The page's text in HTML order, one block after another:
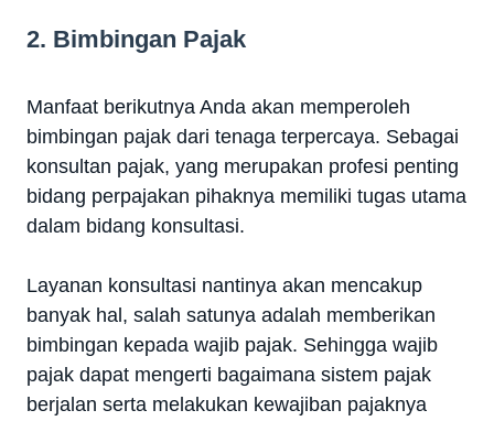
2. Bimbingan Pajak
Manfaat berikutnya Anda akan memperoleh
bimbingan pajak dari tenaga terpercaya. Sebagai
konsultan pajak, yang merupakan profesi penting
bidang perpajakan pihaknya memiliki tugas utama
dalam bidang konsultasi.
Layanan konsultasi nantinya akan mencakup
banyak hal, salah satunya adalah memberikan
bimbingan kepada wajib pajak. Sehingga wajib
pajak dapat mengerti bagaimana sistem pajak
berjalan serta melakukan kewajiban pajaknya